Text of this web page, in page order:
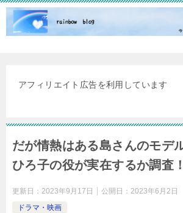
アフィリエイト広告を利用しています
だが情熱はある島さんのモデ
ひろ子の役が実在するか調査！
更新日： 2023年9月17日 公開日： 2023年6月2日
ドラマ・映画